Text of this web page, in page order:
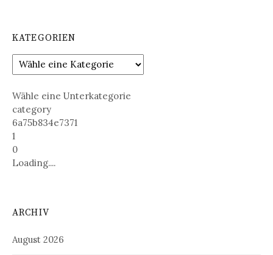
KATEGORIEN
Wähle eine Unterkategorie
category
6a75b834e7371
1
0
Loading....
ARCHIV
August 2026